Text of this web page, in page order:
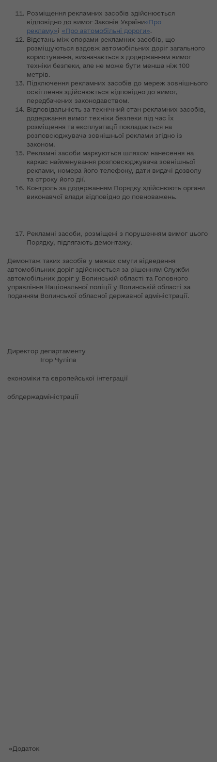
Розміщення рекламних засобів здійснюється
відповідно до вимог Законів України«Про
рекламу»і «Про автомобільні дороги».
Відстань між опорами рекламних засобів, що
розміщуються вздовж автомобільних доріг загального
користування, визначається з додержанням вимог
техніки безпеки, але не може бути менша ніж 100
метрів.
Підключення рекламних засобів до мереж зовнішнього
освітлення здійснюється відповідно до вимог,
передбачених законодавством.
Відповідальність за технічний стан рекламних засобів,
додержання вимог техніки безпеки під час їх
розміщення та експлуатації покладається на
розповсюджувача зовнішньої реклами згідно із
законом.
Рекламні засоби маркуються шляхом нанесення на
каркас найменування розповсюджувача зовнішньої
реклами, номера його телефону, дати видачі дозволу
та строку його дії.
Контроль за додержанням Порядку здійснюють органи
виконавчої влади відповідно до повноважень.
Рекламні засоби, розміщені з порушенням вимог цього
Порядку, підлягають демонтажу.
Демонтаж таких засобів у межах смуги відведення
автомобільних доріг здійснюється за рішенням Служби
автомобільних доріг у Волинській області та Головного
управління Національної поліції у Волинській області за
поданням Волинської обласної державної адміністрації.
Директор департаменту
Ігор Чуліпа
економіки та європейської інтеграції
облдержадміністрації
«Додаток